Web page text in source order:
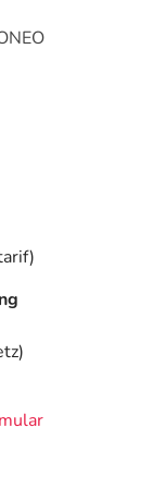
von
Stillenden ist
lokalen
Blutdruckabfall
sind über den
nach